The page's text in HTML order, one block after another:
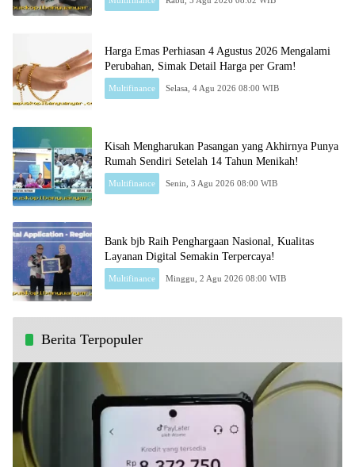
Harga Emas Perhiasan 4 Agustus 2026 Mengalami
Perubahan, Simak Detail Harga per Gram!
Multifinance Selasa, 4 Agu 2026 08:00 WIB
Kisah Mengharukan Pasangan yang Akhirnya Punya
Rumah Sendiri Setelah 14 Tahun Menikah!
Multifinance Senin, 3 Agu 2026 08:00 WIB
Bank bjb Raih Penghargaan Nasional, Kualitas
Layanan Digital Semakin Terpercaya!
Multifinance Minggu, 2 Agu 2026 08:00 WIB
Berita Terpopuler